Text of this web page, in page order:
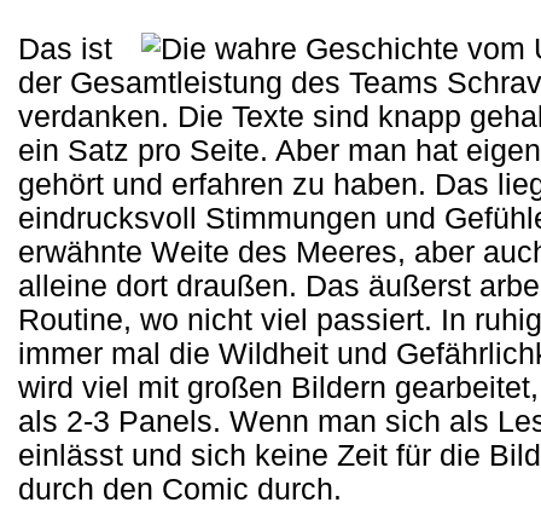
Das ist
der Gesamtleistung des Teams
verdanken. Die Texte sind knapp
ein Satz pro Seite. Aber man hat
gehört und erfahren zu haben. Das
eindrucksvoll Stimmungen und
erwähnte Weite des Meeres, aber
alleine dort draußen. Das äußerst
Routine, wo nicht viel passiert. In
immer mal die Wildheit und
wird viel mit großen Bildern
als 2-3 Panels. Wenn man sich als
einlässt und sich keine Zeit für die
durch den Comic durch.